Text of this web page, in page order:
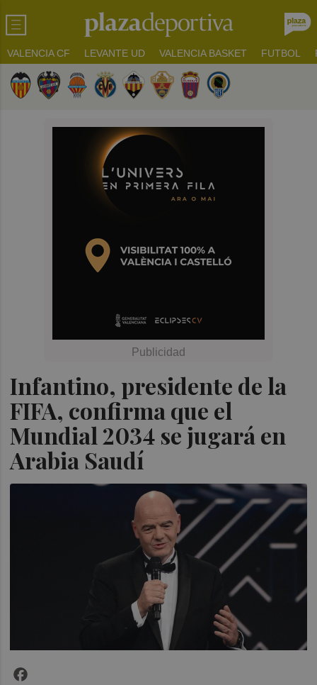
VALENCIA CF LEVANTE UD VALENCIA BASKET FUTBOL
Infantino, presidente de la
FIFA, confirma que el
Mundial 2034 se jugará en
Arabia Saudí